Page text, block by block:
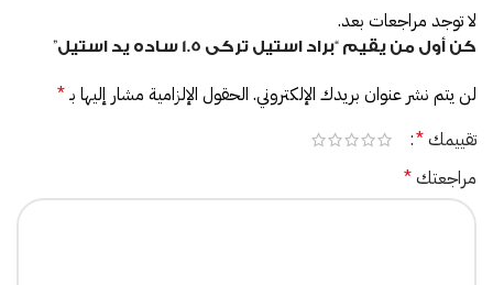
لا توجد مراجعات بعد.
كن أول من يقيم “براد استيل تركى 1.5 ساده يد استيل”
لن يتم نشر عنوان بريدك الإلكتروني. الحقول الإلزامية مشار إليها بـ*
تقييمك*
مراجعتك*